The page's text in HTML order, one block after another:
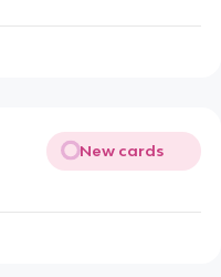
New cards